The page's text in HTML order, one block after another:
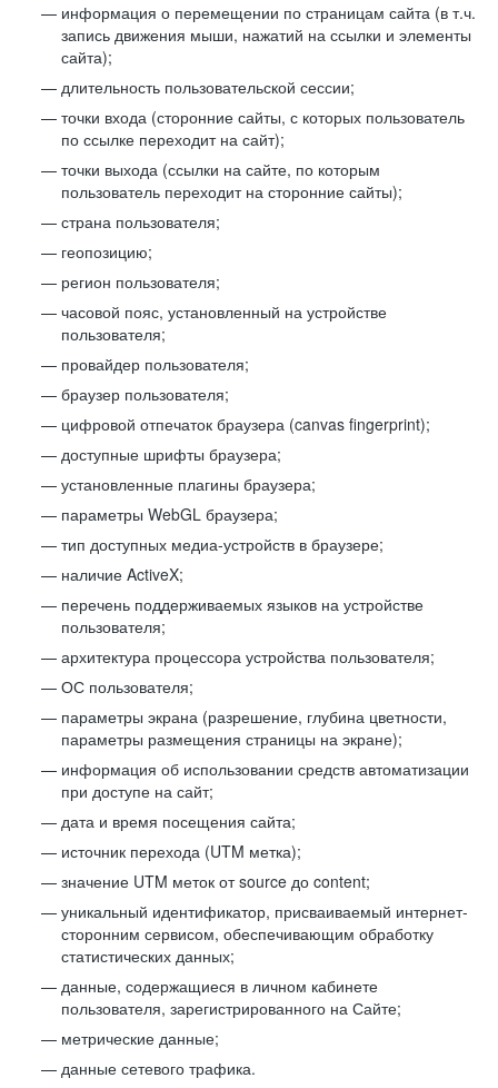
информация о перемещении по страницам сайта (в т.ч.
запись движения мыши, нажатий на ссылки и элементы
сайта);
длительность пользовательской сессии;
точки входа (сторонние сайты, с которых пользователь
по ссылке переходит на сайт);
точки выхода (ссылки на сайте, по которым
пользователь переходит на сторонние сайты);
страна пользователя;
геопозицию;
регион пользователя;
часовой пояс, установленный на устройстве
пользователя;
провайдер пользователя;
браузер пользователя;
цифровой отпечаток браузера (canvas fingerprint);
доступные шрифты браузера;
установленные плагины браузера;
параметры WebGL браузера;
тип доступных медиа-устройств в браузере;
наличие ActiveX;
перечень поддерживаемых языков на устройстве
пользователя;
архитектура процессора устройства пользователя;
ОС пользователя;
параметры экрана (разрешение, глубина цветности,
параметры размещения страницы на экране);
информация об использовании средств автоматизации
при доступе на сайт;
дата и время посещения сайта;
источник перехода (UTM метка);
значение UTM меток от source до content;
уникальный идентификатор, присваиваемый интернет-
сторонним сервисом, обеспечивающим обработку
статистических данных;
данные, содержащиеся в личном кабинете
пользователя, зарегистрированного на Сайте;
метрические данные;
данные сетевого трафика.